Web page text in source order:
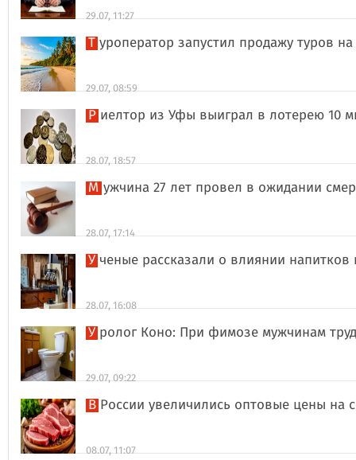
29.07, 11:27
Туроператор запустил продажу туров
29.07, 08:59
Риелтор из Уфы выиграл в лотерею 10
28.07, 18:57
Мужчина 27 лет провел в ожидании
28.07, 17:14
Ученые рассказали о влиянии
28.07, 16:08
Уролог Коно: При фимозе мужчинам
29.07, 09:22
В России увеличились оптовые цены на
08.07, 11:07